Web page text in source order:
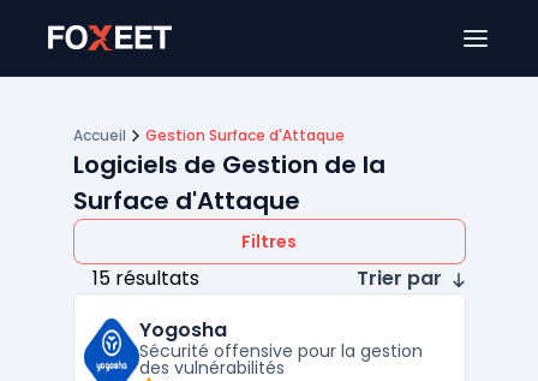
Accueil Gestion Surface d'Attaque
Logiciels de Gestion de la
Surface d'Attaque
Filtres
15 résultats
Trier par
Yogosha
Sécurité offensive pour la gestion
des vulnérabilités